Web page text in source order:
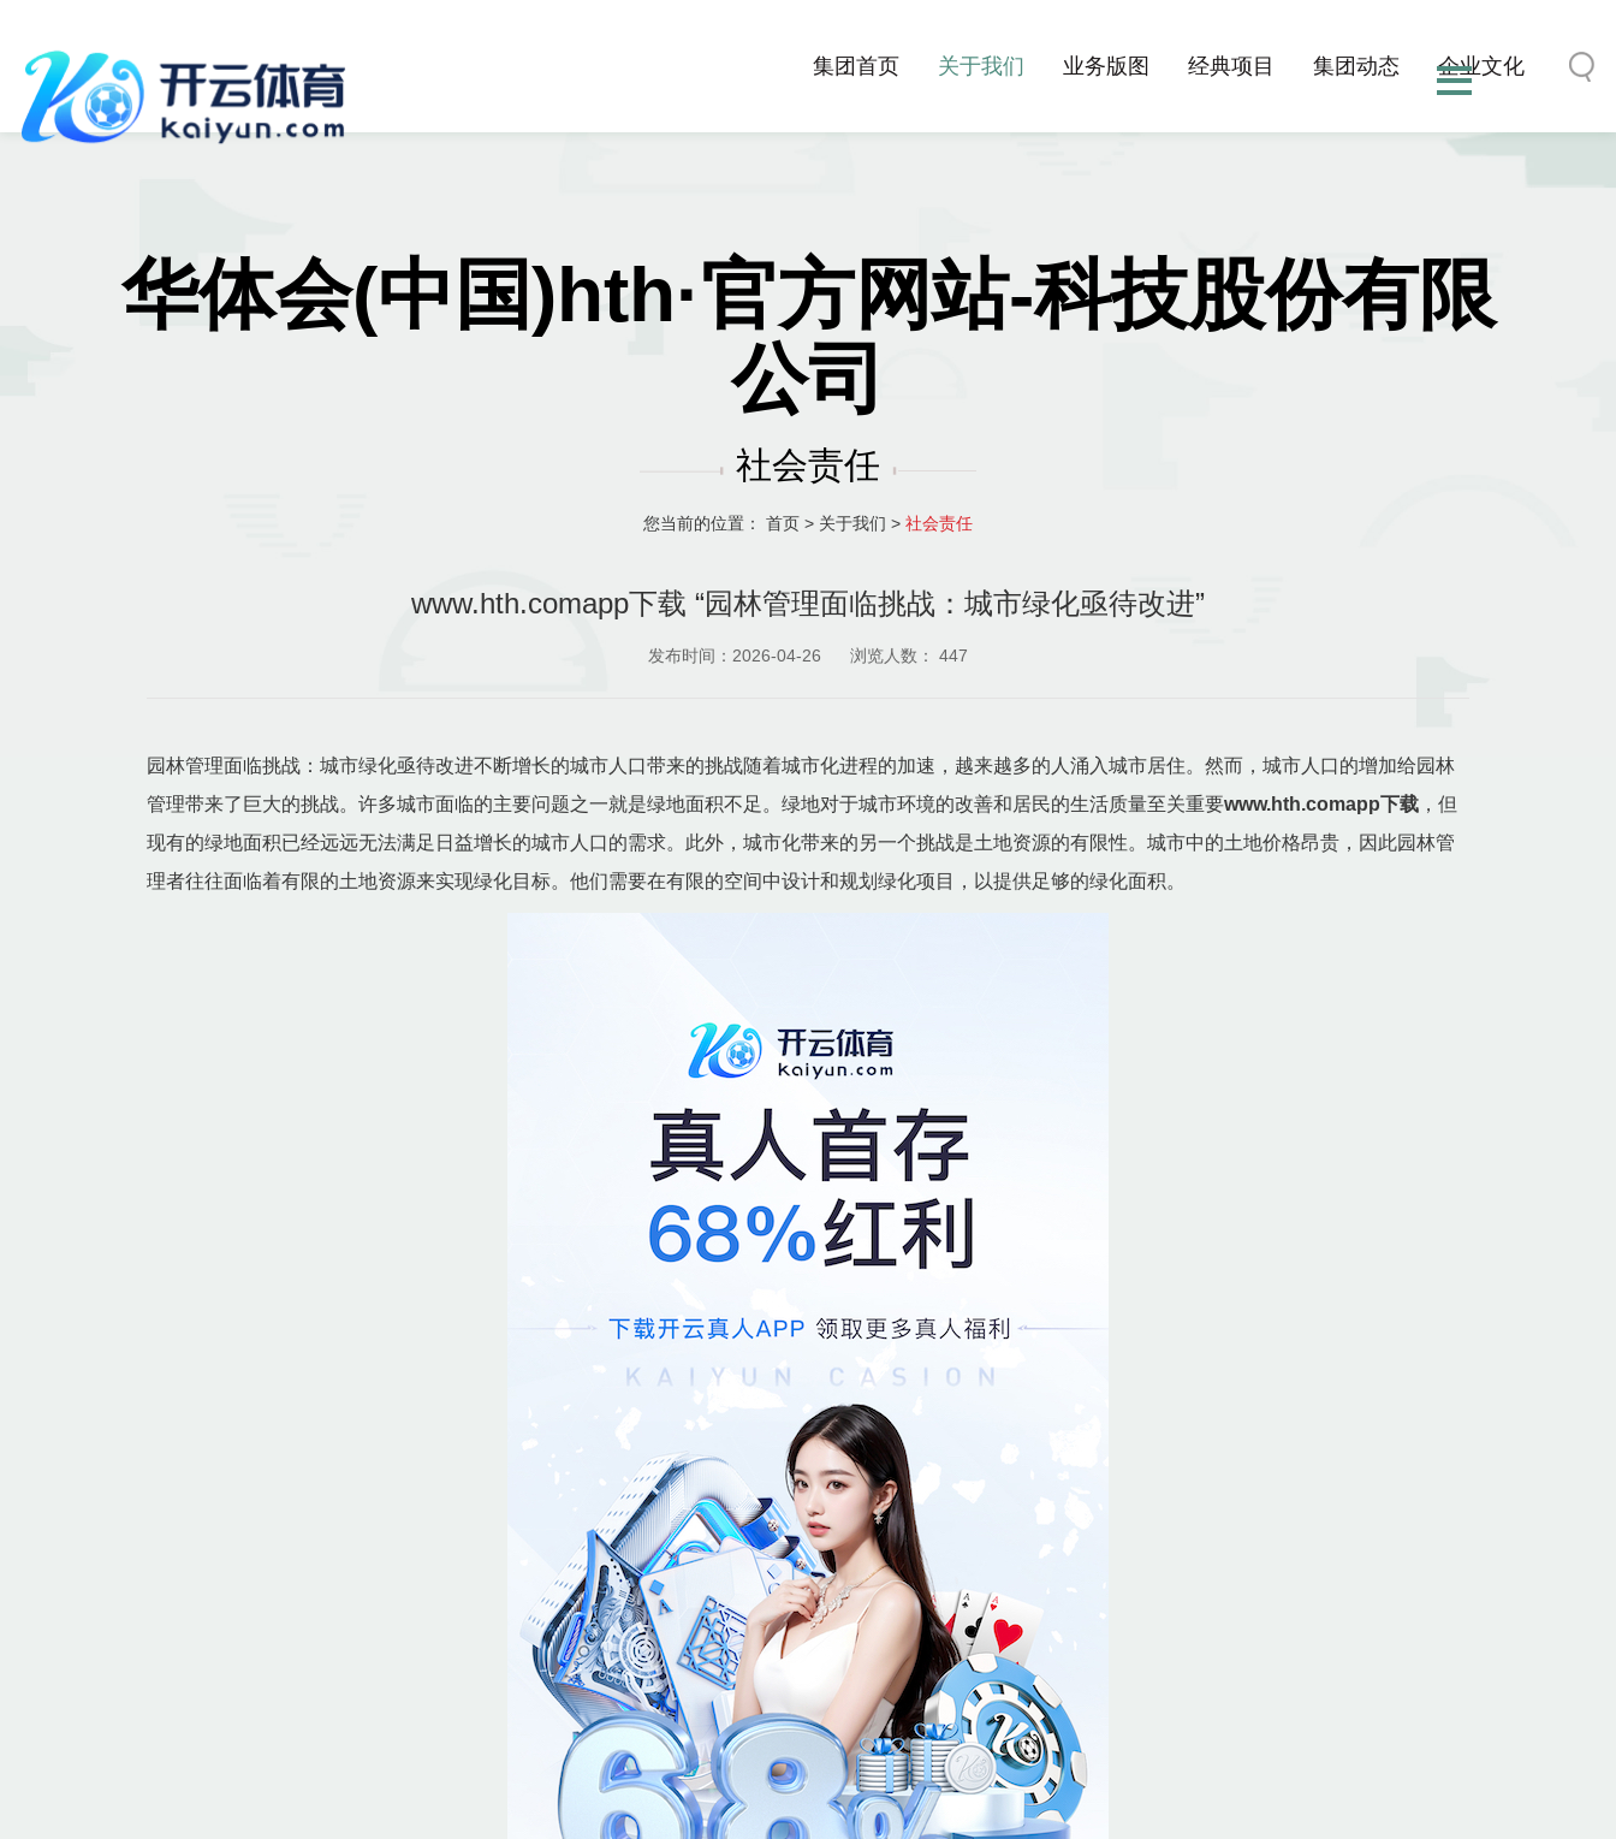
集团首页 关于我们 业务版图 经典项目 集团动态 企业文化
华体会(中国)hth·官方网站-科技股份有限
公司
社会责任
您当前的位置： 首页 > 关于我们 > 社会责任
www.hth.comapp下载 “园林管理面临挑战：城市绿化亟待改进”
发布时间：2026-04-26 浏览人数： 447
园林管理面临挑战：城市绿化亟待改进不断增长的城市人口带来的挑战随着城市化进程的加速，越来越多的人涌入城市居住。然而，城市人口的增加给园林
管理带来了巨大的挑战。许多城市面临的主要问题之一就是绿地面积不足。绿地对于城市环境的改善和居民的生活质量至关重要www.hth.comapp下载 ，但
现有的绿地面积已经远远无法满足日益增长的城市人口的需求。此外，城市化带来的另一个挑战是土地资源的有限性。城市中的土地价格昂贵，因此园林管
理者往往面临着有限的土地资源来实现绿化目标。他们需要在有限的空间中设计和规划绿化项目，以提供足够的绿化面积。